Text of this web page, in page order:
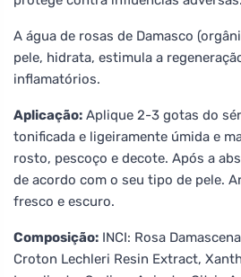
A água de rosas de Damasco
pele, hidrata, estimula a
inflamatórios.
Aplicação: Aplique 2-3 gotas do
tonificada e ligeiramente úmida e
rosto, pescoço e decote. Após a
de acordo com o seu tipo de pele.
fresco e escuro.
Composição: INCI: Rosa
Croton Lechleri Resin Extract,